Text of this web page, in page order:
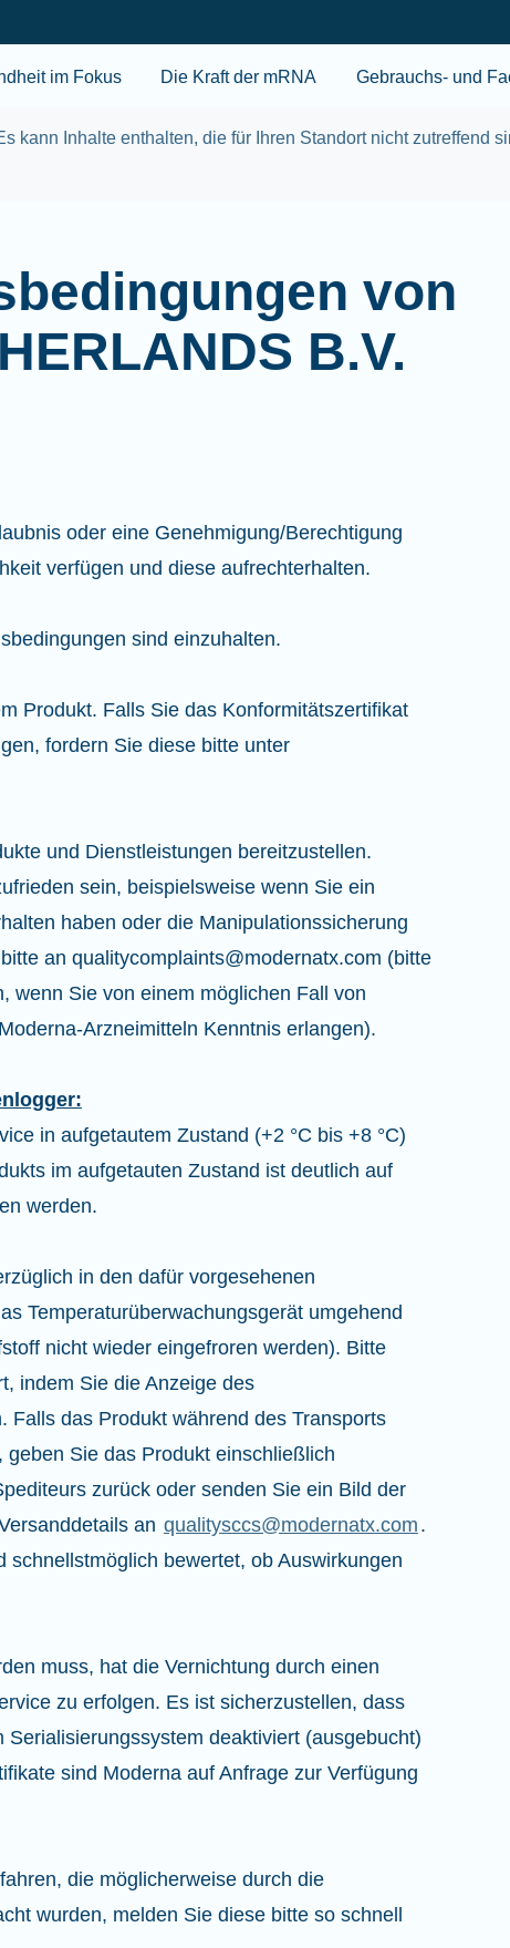
im Fokus Die Kraft der mRNA Gebrauchs- und
kann Inhalte enthalten, die für Ihren Standort nicht zutreffend
von
B.V.
oder eine Genehmigung/Berechtigung
verfügen und diese aufrechterhalten.
sind einzuhalten.
Produkt. Falls Sie das Konformitätszertifikat
fordern Sie diese bitte unter
und Dienstleistungen bereitzustellen.
sein, beispielsweise wenn Sie ein
haben oder die Manipulationssicherung
an qualitycomplaints@modernatx.com (bitte
wenn Sie von einem möglichen Fall von
Arzneimitteln Kenntnis erlangen).
in aufgetautem Zustand (+2 °C bis +8 °C)
im aufgetauten Zustand ist deutlich auf
werden.
in den dafür vorgesehenen
Temperaturüberwachungsgerät umgehend
nicht wieder eingefroren werden). Bitte
indem Sie die Anzeige des
Falls das Produkt während des Transports
Sie das Produkt einschließlich
zurück oder senden Sie ein Bild der
an qualitysccs@modernatx.com .
bewertet, ob Auswirkungen
muss, hat die Vernichtung durch einen
zu erfolgen. Es ist sicherzustellen, dass
deaktiviert (ausgebucht)
sind Moderna auf Anfrage zur Verfügung
die möglicherweise durch die
wurden, melden Sie diese bitte so schnell